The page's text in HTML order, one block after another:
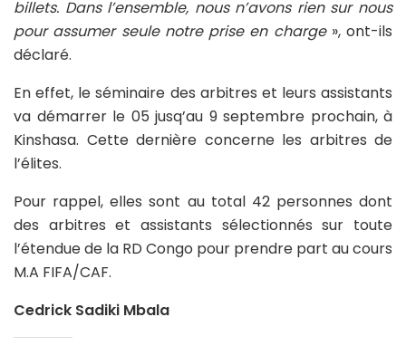
billets. Dans l’ensemble, nous n’avons rien sur nous
pour assumer seule notre prise en charge », ont-ils
déclaré.
En effet, le séminaire des arbitres et leurs assistants
va démarrer le 05 jusq’au 9 septembre prochain, à
Kinshasa. Cette dernière concerne les arbitres de
l’élites.
Pour rappel, elles sont au total 42 personnes dont
des arbitres et assistants sélectionnés sur toute
l’étendue de la RD Congo pour prendre part au cours
M.A FIFA/CAF.
Cedrick Sadiki Mbala